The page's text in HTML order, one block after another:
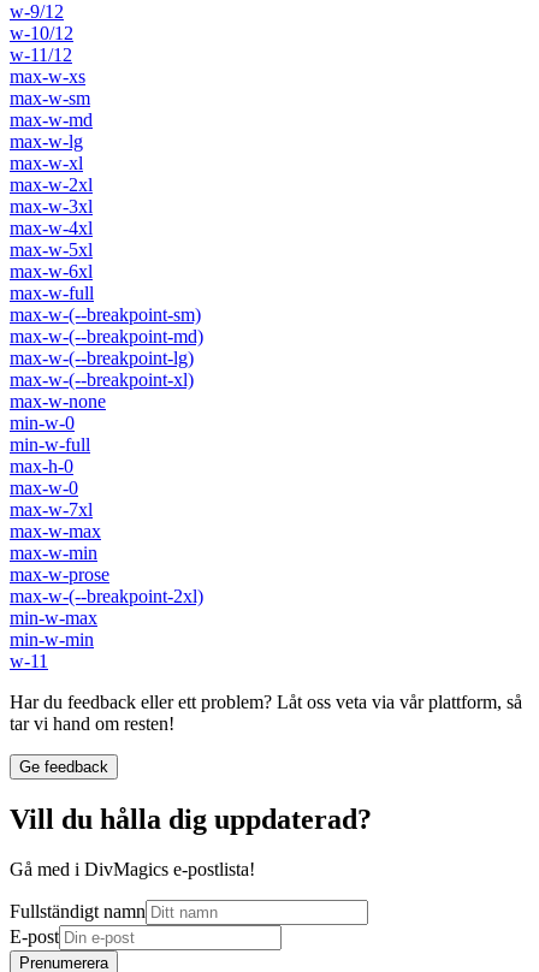
w-9/12
w-10/12
w-11/12
max-w-xs
max-w-sm
max-w-md
max-w-lg
max-w-xl
max-w-2xl
max-w-3xl
max-w-4xl
max-w-5xl
max-w-6xl
max-w-full
max-w-(--breakpoint-sm)
max-w-(--breakpoint-md)
max-w-(--breakpoint-lg)
max-w-(--breakpoint-xl)
max-w-none
min-w-0
min-w-full
max-h-0
max-w-0
max-w-7xl
max-w-max
max-w-min
max-w-prose
max-w-(--breakpoint-2xl)
min-w-max
min-w-min
w-11
Har du feedback eller ett problem? Låt oss veta via vår plattform, så
tar vi hand om resten!
Ge feedback
Vill du hålla dig uppdaterad?
Gå med i DivMagics e-postlista!
Fullständigt namn
E-post
Prenumerera